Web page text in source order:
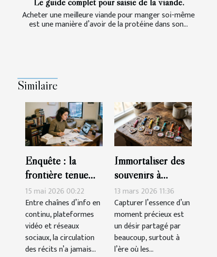
Acheter une meilleure viande pour manger soi-même
est une manière d’avoir de la protéine dans son...
Similaire
Enquête : la
frontière ténue
entre information,
culture et
manipulation
15 mai 2026 00:22
Entre chaînes d’info en
continu, plateformes
vidéo et réseaux
sociaux, la circulation
des récits n’a jamais...
Immortaliser des
souvenirs à
travers des porte-
clés sur mesure
13 mars 2026 11:36
Capturer l’essence d’un
moment précieux est
un désir partagé par
beaucoup, surtout à
l’ère où les...